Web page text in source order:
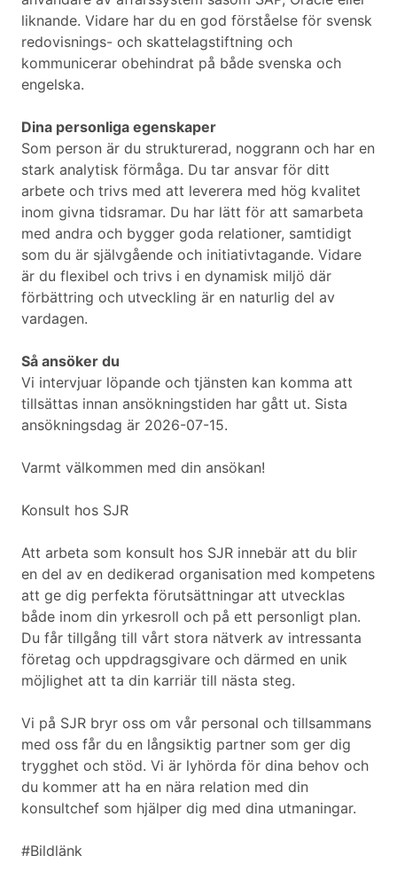
liknande. Vidare har du en god förståelse för svensk
redovisnings- och skattelagstiftning och
kommunicerar obehindrat på både svenska och
engelska.
Dina personliga egenskaper
Som person är du strukturerad, noggrann och har en
stark analytisk förmåga. Du tar ansvar för ditt
arbete och trivs med att leverera med hög kvalitet
inom givna tidsramar. Du har lätt för att samarbeta
med andra och bygger goda relationer, samtidigt
som du är självgående och initiativtagande. Vidare
är du flexibel och trivs i en dynamisk miljö där
förbättring och utveckling är en naturlig del av
vardagen.
Så ansöker du
Vi intervjuar löpande och tjänsten kan komma att
tillsättas innan ansökningstiden har gått ut. Sista
ansökningsdag är 2026-07-15.
Varmt välkommen med din ansökan!
Konsult hos SJR
Att arbeta som konsult hos SJR innebär att du blir
en del av en dedikerad organisation med kompetens
att ge dig perfekta förutsättningar att utvecklas
både inom din yrkesroll och på ett personligt plan.
Du får tillgång till vårt stora nätverk av intressanta
företag och uppdragsgivare och därmed en unik
möjlighet att ta din karriär till nästa steg.
Vi på SJR bryr oss om vår personal och tillsammans
med oss får du en långsiktig partner som ger dig
trygghet och stöd. Vi är lyhörda för dina behov och
du kommer att ha en nära relation med din
konsultchef som hjälper dig med dina utmaningar.
#Bildlänk